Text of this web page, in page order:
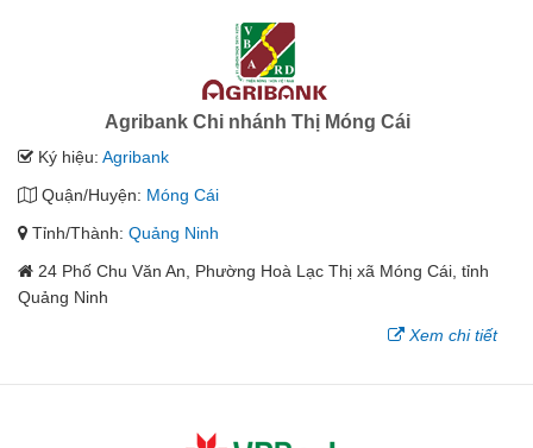
Agribank Chi nhánh Thị Móng Cái
Ký hiệu: Agribank
Quận/Huyện: Móng Cái
Tỉnh/Thành: Quảng Ninh
24 Phố Chu Văn An, Phường Hoà Lạc Thị xã Móng Cái, tỉnh
Quảng Ninh
Xem chi tiết